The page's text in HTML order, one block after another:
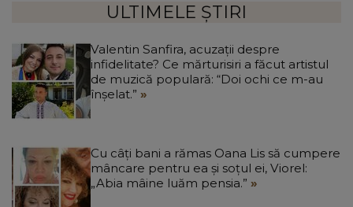
ULTIMELE ȘTIRI
Valentin Sanfira, acuzații despre
infidelitate? Ce mărturisiri a făcut artistul
de muzică populară: “Doi ochi ce m-au
înșelat.”
Cu câți bani a rămas Oana Lis să cumpere
mâncare pentru ea și soțul ei, Viorel:
„Abia mâine luăm pensia.”